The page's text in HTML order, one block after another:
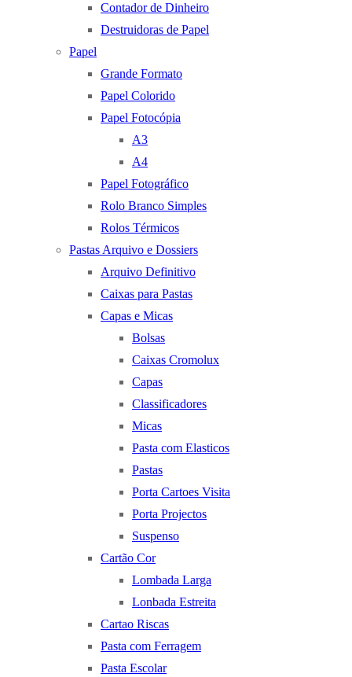
Contador de Dinheiro
Destruidoras de Papel
Papel
Grande Formato
Papel Colorido
Papel Fotocópia
A3
A4
Papel Fotográfico
Rolo Branco Simples
Rolos Térmicos
Pastas Arquivo e Dossiers
Arquivo Definitivo
Caixas para Pastas
Capas e Micas
Bolsas
Caixas Cromolux
Capas
Classificadores
Micas
Pasta com Elasticos
Pastas
Porta Cartoes Visita
Porta Projectos
Suspenso
Cartão Cor
Lombada Larga
Lonbada Estreita
Cartao Riscas
Pasta com Ferragem
Pasta Escolar